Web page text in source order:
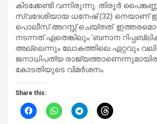
കിടക്കേണ്ടി വന്നിരുന്നു. തിരൂർ
സ്വദേശിയായ ധനേഷ് (32) നെയാണ്
പൊലീസ് അറസ്റ്റ് ചെയ്തത്.
നടന്നത് ഏതെങ്കിലും ‘ബനാന
അല്ലെന്നും ലോകത്തിലെ ഏറ്റവും
ജനാധിപത്യ
കോടതിയുടെ വിമർശനം.
Share this: